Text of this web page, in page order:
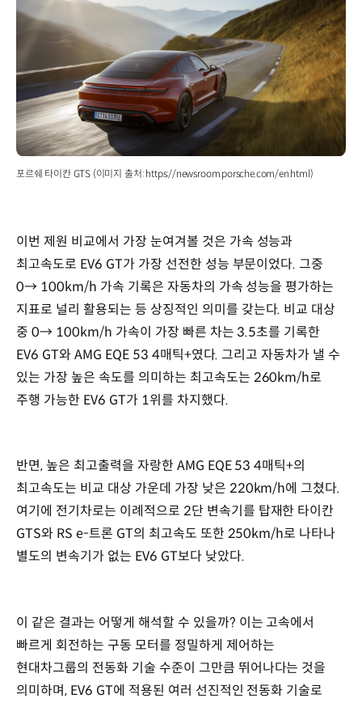
포르쉐 타이칸 GTS (이미지 출처: https://newsroom.porsche.com/en.html)
이번 제원 비교에서 가장 눈여겨볼 것은 가속 성능과
최고속도로 EV6 GT가 가장 선전한 성능 부문이었다. 그중
0→ 100km/h 가속 기록은 자동차의 가속 성능을 평가하는
지표로 널리 활용되는 등 상징적인 의미를 갖는다. 비교 대상
중 0→ 100km/h 가속이 가장 빠른 차는 3.5초를 기록한
EV6 GT와 AMG EQE 53 4매틱+였다. 그리고 자동차가 낼 수
있는 가장 높은 속도를 의미하는 최고속도는 260km/h로
주행 가능한 EV6 GT가 1위를 차지했다.
반면, 높은 최고출력을 자랑한 AMG EQE 53 4매틱+의
최고속도는 비교 대상 가운데 가장 낮은 220km/h에 그쳤다.
여기에 전기차로는 이례적으로 2단 변속기를 탑재한 타이칸
GTS와 RS e-트론 GT의 최고속도 또한 250km/h로 나타나
별도의 변속기가 없는 EV6 GT보다 낮았다.
이 같은 결과는 어떻게 해석할 수 있을까? 이는 고속에서
빠르게 회전하는 구동 모터를 정밀하게 제어하는
현대차그룹의 전동화 기술 수준이 그만큼 뛰어나다는 것을
의미하며, EV6 GT에 적용된 여러 선진적인 전동화 기술로